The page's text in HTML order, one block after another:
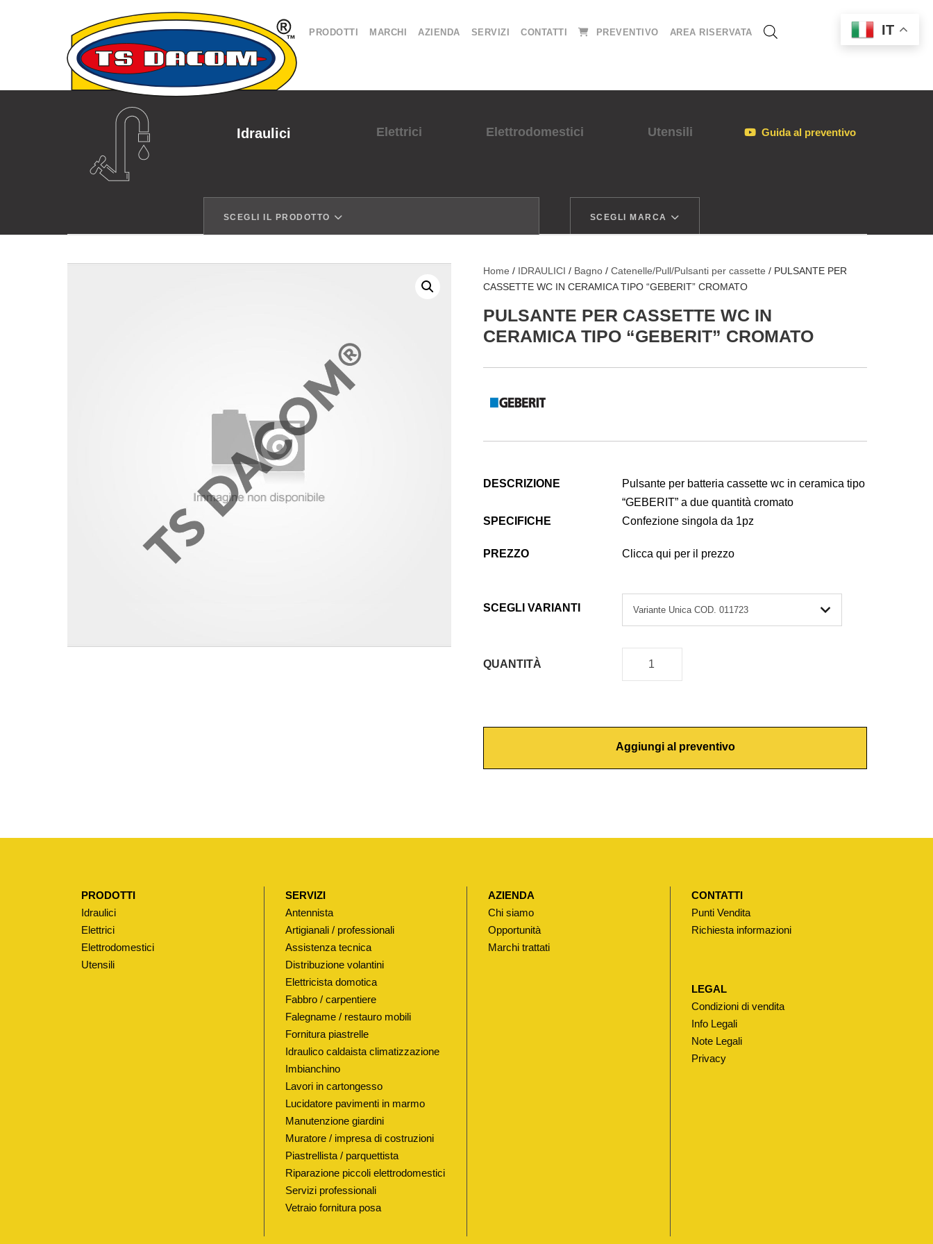
PRODOTTI MARCHI AZIENDA SERVIZI CONTATTI PREVENTIVO AREA RISERVATA
Idraulici Elettrici Elettrodomestici Utensili Guida al preventivo
SCEGLI IL PRODOTTO SCEGLI MARCA
Home / IDRAULICI / Bagno /Catenelle/Pull/Pulsanti per cassette / PULSANTE PER
CASSETTE WC IN CERAMICA TIPO “GEBERIT” CROMATO
PULSANTE PER CASSETTE WC IN
CERAMICA TIPO “GEBERIT” CROMATO
DESCRIZIONE
Pulsante per batteria cassette wc in ceramica tipo
“GEBERIT” a due quantità cromato
SPECIFICHE
Confezione singola da 1pz
PREZZO Clicca qui per il prezzo
SCEGLI VARIANTI
QUANTITÀ
P
S
N
E
A
S
S
E
Aggiungi al preventivo
PRODOTTI
Idraulici
Elettrici
Elettrodomestici
Utensili
SERVIZI
Antennista
Artigianali / professionali
Assistenza tecnica
Distribuzione volantini
Elettricista domotica
Fabbro / carpentiere
Falegname / restauro mobili
Fornitura piastrelle
Idraulico caldaista climatizzazione
Imbianchino
Lavori in cartongesso
Lucidatore pavimenti in marmo
Manutenzione giardini
Muratore / impresa di costruzioni
Piastrellista / parquettista
Riparazione piccoli elettrodomestici
Servizi professionali
Vetraio fornitura posa
AZIENDA
Chi siamo
Opportunità
Marchi trattati
CONTATTI
Punti Vendita
Richiesta informazioni
LEGAL
Condizioni di vendita
Info Legali
Note Legali
Privacy
IT